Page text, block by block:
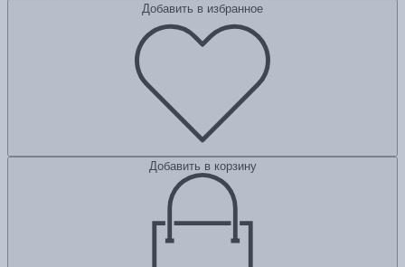
Добавить в избранное
Добавить в корзину